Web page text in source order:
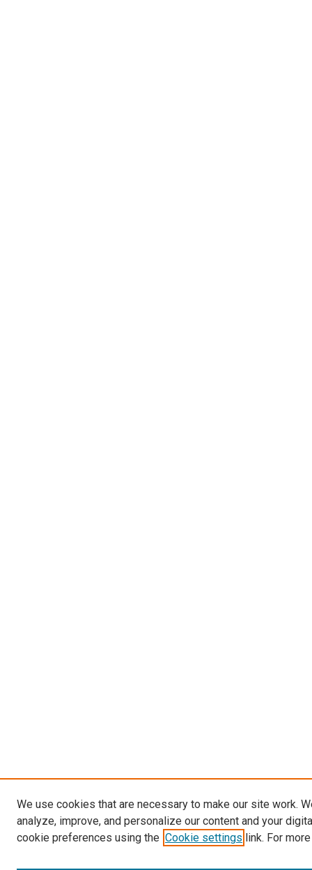
We use cookies that are necessary to make our site work.
analyze, improve, and personalize our content and your
cookie preferences using the Cookie settings link. For